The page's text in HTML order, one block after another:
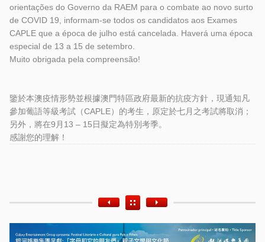
orientações do Governo da RAEM para o combate ao novo surto
de COVID 19, informam-se todos os candidatos aos Exames
CAPLE que a época de julho está cancelada. Haverá uma época
especial de 13 a 15 de setembro.
Muito obrigada pela compreensão!
鑒於本澳疫情形勢並根據澳門特區政府最新的抗疫方針，現通知凡
參加葡語等級考試（CAPLE）的考生，原定於七月之考試將取消；
另外，將在9月13 – 15日擬定為特別考季。
感謝您的理解！